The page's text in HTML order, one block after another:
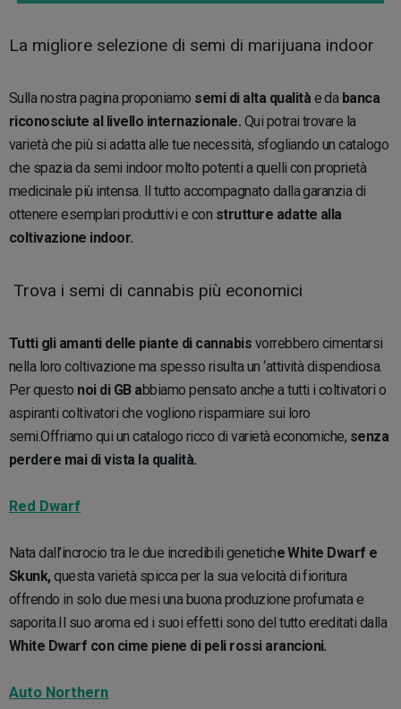
La migliore selezione di semi di marijuana indoor
Sulla nostra pagina proponiamo semi di alta qualità e da banca
riconosciute al livello internazionale. Qui potrai trovare la
varietà che più si adatta alle tue necessità, sfogliando un catalogo
che spazia da semi indoor molto potenti a quelli con proprietà
medicinale più intensa. Il tutto accompagnato dalla garanzia di
ottenere esemplari produttivi e con strutture adatte alla
coltivazione indoor.
Trova i semi di cannabis più economici
Tutti gli amanti delle piante di cannabis vorrebbero cimentarsi
nella loro coltivazione ma spesso risulta un ‘attività dispendiosa.
Per questo noi di GB abbiamo pensato anche a tutti i coltivatori o
aspiranti coltivatori che vogliono risparmiare sui loro
semi.Offriamo qui un catalogo ricco di varietà economiche, senza
perdere mai di vista la qualità.
Red Dwarf
Nata dall’incrocio tra le due incredibili genetiche White Dwarf e
Skunk,questa varietà spicca per la sua velocità di fioritura
offrendo in solo due mesi una buona produzione profumata e
saporita.Il suo aroma ed i suoi effetti sono del tutto ereditati dalla
White Dwarf con cime piene di peli rossi arancioni.
Auto Northern